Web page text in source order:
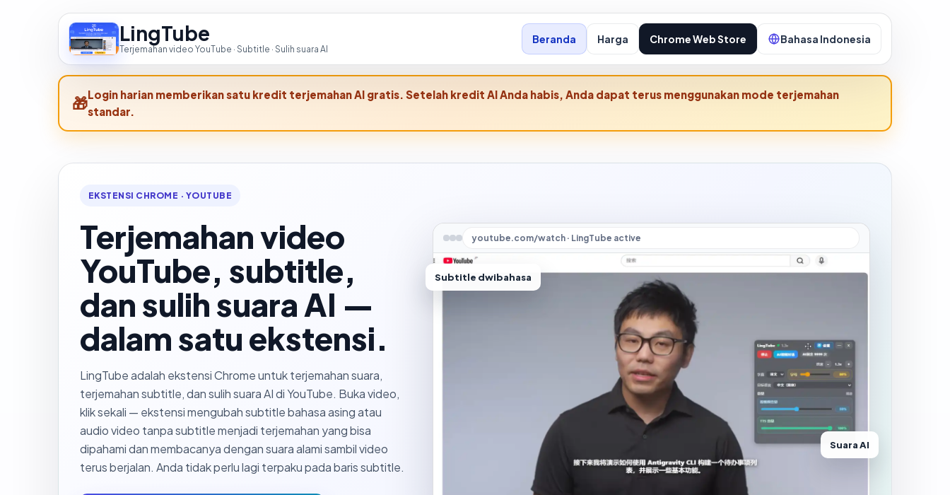
LingTube
Terjemahan video YouTube · Subtitle · Sulih suara AI
Beranda Harga Chrome Web Store Bahasa Indonesia
Login harian memberikan satu kredit terjemahan AI gratis. Setelah kredit AI Anda habis, Anda dapat terus menggunakan mode terjemahan
standar.
EKSTENSI CHROME · YOUTUBE
Terjemahan video
YouTube, subtitle,
dan sulih suara AI —
dalam satu ekstensi.
LingTube adalah ekstensi Chrome untuk terjemahan suara,
terjemahan subtitle, dan sulih suara AI di YouTube. Buka video,
klik sekali — ekstensi mengubah subtitle bahasa asing atau
audio video tanpa subtitle menjadi terjemahan yang bisa
dipahami dan membacanya dengan suara alami sambil video
terus berjalan. Anda tidak perlu lagi terpaku pada baris subtitle.
youtube.com/watch · LingTube active
Subtitle dwibahasa
Suara AI